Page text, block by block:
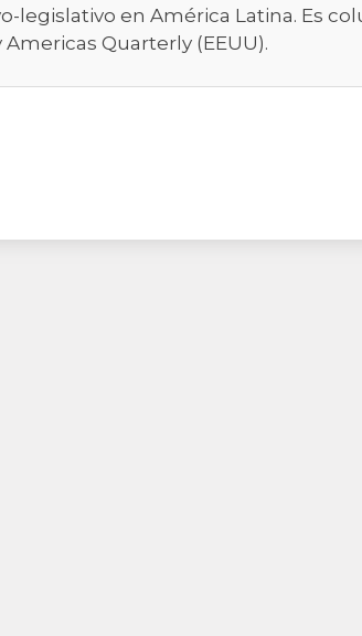
legislativo en América Latina. Es
Americas Quarterly (EEUU).